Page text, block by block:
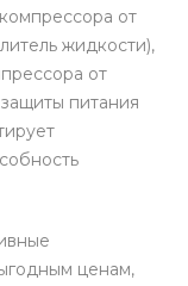
от
жидкости),
от
питания
ценам,